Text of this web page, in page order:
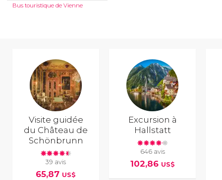
Bus touristique de Vienne
Visite guidée
du Château de
Schönbrunn
39 avis
65,87 US$
Excursion à
Hallstatt
646 avis
102,86 US$